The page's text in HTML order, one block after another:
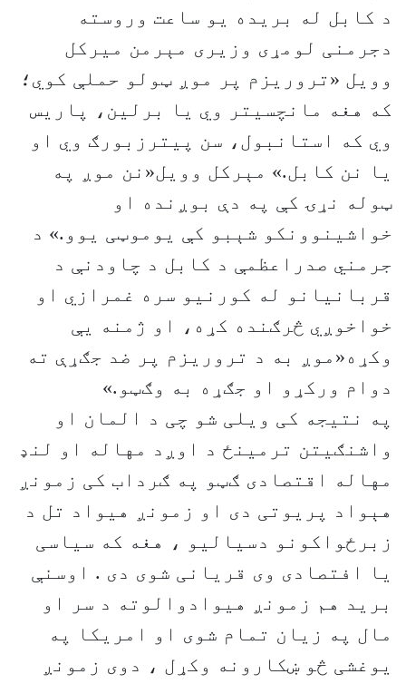
د کابل له بریده یو ساعت وروسته
دجرمنی لومړی وزیری مېرمن میرکل
وویل «تروریزم پر موږ ټولو حملې کوي؛
که هغه مانچسیتر وي یا برلین، پاریس
وي که استانبول، سن پیترزبورګ وي او
یا نن کابل.» مېرکل وویل«نن موږ په
ټوله نړۍ کې په دې بوږنده او
خواشینوونکو شېبو کې یوموټی یوو.» د
جرمني صدراعظمې د کابل د چاودنې د
قربانیانو له کورنیو سره غمرازي او
خواخوږي څرګنده کړه، او ژمنه یې
وکړه«موږ به د تروریزم پر ضد جګړې ته
دوام ورکړو او جګړه به وګټو.»
په نتیجه کی ویلی شو چی د المان او
واشنګیتن ترمینځ د اوږد مهاله او لنډ
مهاله اقتصادی ګټو په ګرداب کی زمونږ
هېواد پریوتی دی او زمونږ هیواد تل د
زبرځواکونو دسیالیو ، هغه که سیاسی
یا افتصادی وی قریانی شوی دی . اوسنې
برید هم زمونږ هیوادوالوته د سر او
مال په زیان تمام شوی او امریکا په
یوغشی څو ښکارونه وکړل ، دوی زمونږ